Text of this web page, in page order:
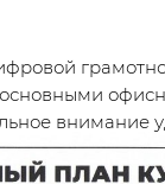
основными
внимание